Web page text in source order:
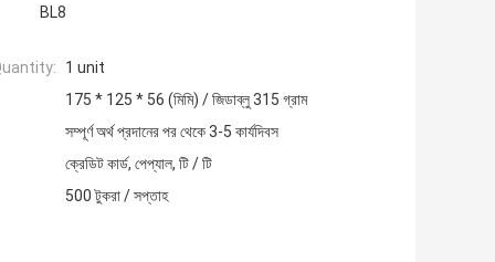
BL8
1 unit
175 * 125 * 56 (মিমি) / জিডাব্লু 315 গ্রাম
সম্পূর্ণ অর্থ প্রদানের পর থেকে 3-5 কার্যদিবস
ক্রেডিট কার্ড, পেপ্যাল, টি / টি
500 টুকরা / সপ্তাহ